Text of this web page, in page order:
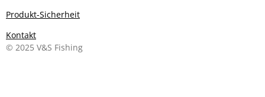
Produkt-Sicherheit
Kontakt
© 2025 V&S Fishing